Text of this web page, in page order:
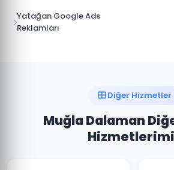
Yatağan Google Ads
Reklamları
Diğer Hizmetler
Muğla Dalaman